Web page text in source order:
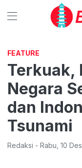
FEATURE
Terkuak,
Negara
dan
Tsunami
Redaksi - Rabu 10